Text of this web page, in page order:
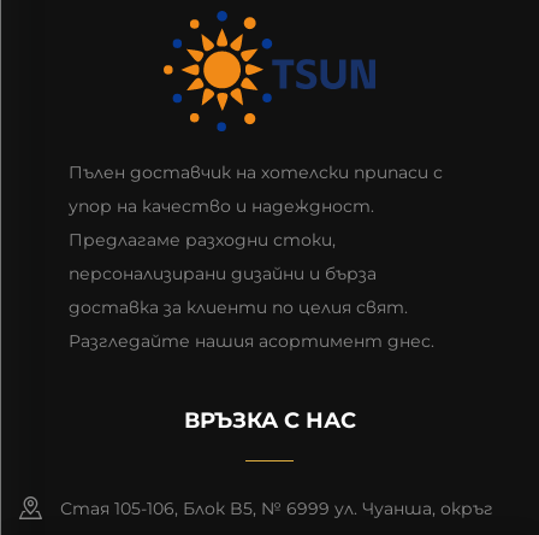
Пълен доставчик на хотелски припаси с
упор на качество и надеждност.
Предлагаме разходни стоки,
персонализирани дизайни и бърза
доставка за клиенти по целия свят.
Разгледайте нашия асортимент днес.
ВРЪЗКА С НАС
Стая 105-106, Блок B5, № 6999 ул. Чуанша, окръг